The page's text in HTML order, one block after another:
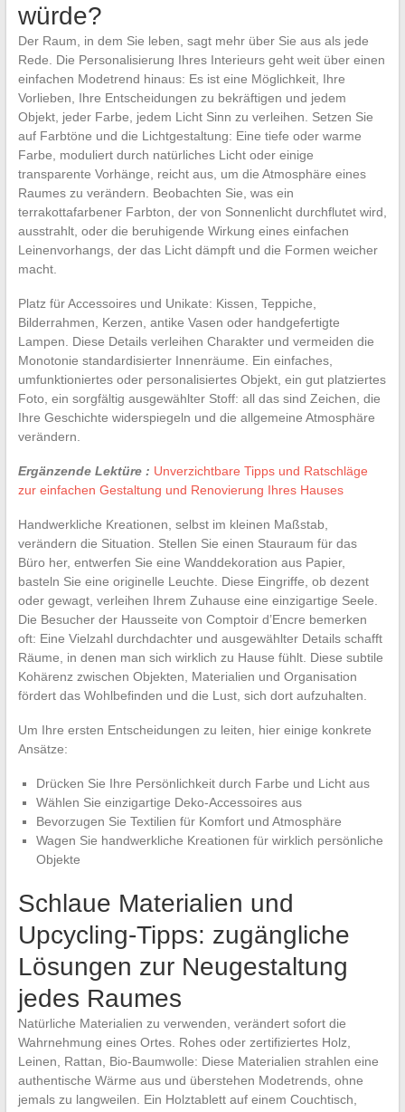
würde?
Der Raum, in dem Sie leben, sagt mehr über Sie aus als jede
Rede. Die Personalisierung Ihres Interieurs geht weit über einen
einfachen Modetrend hinaus: Es ist eine Möglichkeit, Ihre
Vorlieben, Ihre Entscheidungen zu bekräftigen und jedem
Objekt, jeder Farbe, jedem Licht Sinn zu verleihen. Setzen Sie
auf Farbtöne und die Lichtgestaltung: Eine tiefe oder warme
Farbe, moduliert durch natürliches Licht oder einige
transparente Vorhänge, reicht aus, um die Atmosphäre eines
Raumes zu verändern. Beobachten Sie, was ein
terrakottafarbener Farbton, der von Sonnenlicht durchflutet wird,
ausstrahlt, oder die beruhigende Wirkung eines einfachen
Leinenvorhangs, der das Licht dämpft und die Formen weicher
macht.
Platz für Accessoires und Unikate: Kissen, Teppiche,
Bilderrahmen, Kerzen, antike Vasen oder handgefertigte
Lampen. Diese Details verleihen Charakter und vermeiden die
Monotonie standardisierter Innenräume. Ein einfaches,
umfunktioniertes oder personalisiertes Objekt, ein gut platziertes
Foto, ein sorgfältig ausgewählter Stoff: all das sind Zeichen, die
Ihre Geschichte widerspiegeln und die allgemeine Atmosphäre
verändern.
Ergänzende Lektüre : Unverzichtbare Tipps und Ratschläge
zur einfachen Gestaltung und Renovierung Ihres Hauses
Handwerkliche Kreationen, selbst im kleinen Maßstab,
verändern die Situation. Stellen Sie einen Stauraum für das
Büro her, entwerfen Sie eine Wanddekoration aus Papier,
basteln Sie eine originelle Leuchte. Diese Eingriffe, ob dezent
oder gewagt, verleihen Ihrem Zuhause eine einzigartige Seele.
Die Besucher der Hausseite von Comptoir d’Encre bemerken
oft: Eine Vielzahl durchdachter und ausgewählter Details schafft
Räume, in denen man sich wirklich zu Hause fühlt. Diese subtile
Kohärenz zwischen Objekten, Materialien und Organisation
fördert das Wohlbefinden und die Lust, sich dort aufzuhalten.
Um Ihre ersten Entscheidungen zu leiten, hier einige konkrete
Ansätze:
Drücken Sie Ihre Persönlichkeit durch Farbe und Licht aus
Wählen Sie einzigartige Deko-Accessoires aus
Bevorzugen Sie Textilien für Komfort und Atmosphäre
Wagen Sie handwerkliche Kreationen für wirklich persönliche
Objekte
Schlaue Materialien und
Upcycling-Tipps: zugängliche
Lösungen zur Neugestaltung
jedes Raumes
Natürliche Materialien zu verwenden, verändert sofort die
Wahrnehmung eines Ortes. Rohes oder zertifiziertes Holz,
Leinen, Rattan, Bio-Baumwolle: Diese Materialien strahlen eine
authentische Wärme aus und überstehen Modetrends, ohne
jemals zu langweilen. Ein Holztablett auf einem Couchtisch,